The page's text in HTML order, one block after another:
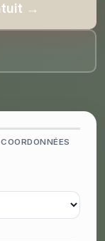
→
COORDONNÉES